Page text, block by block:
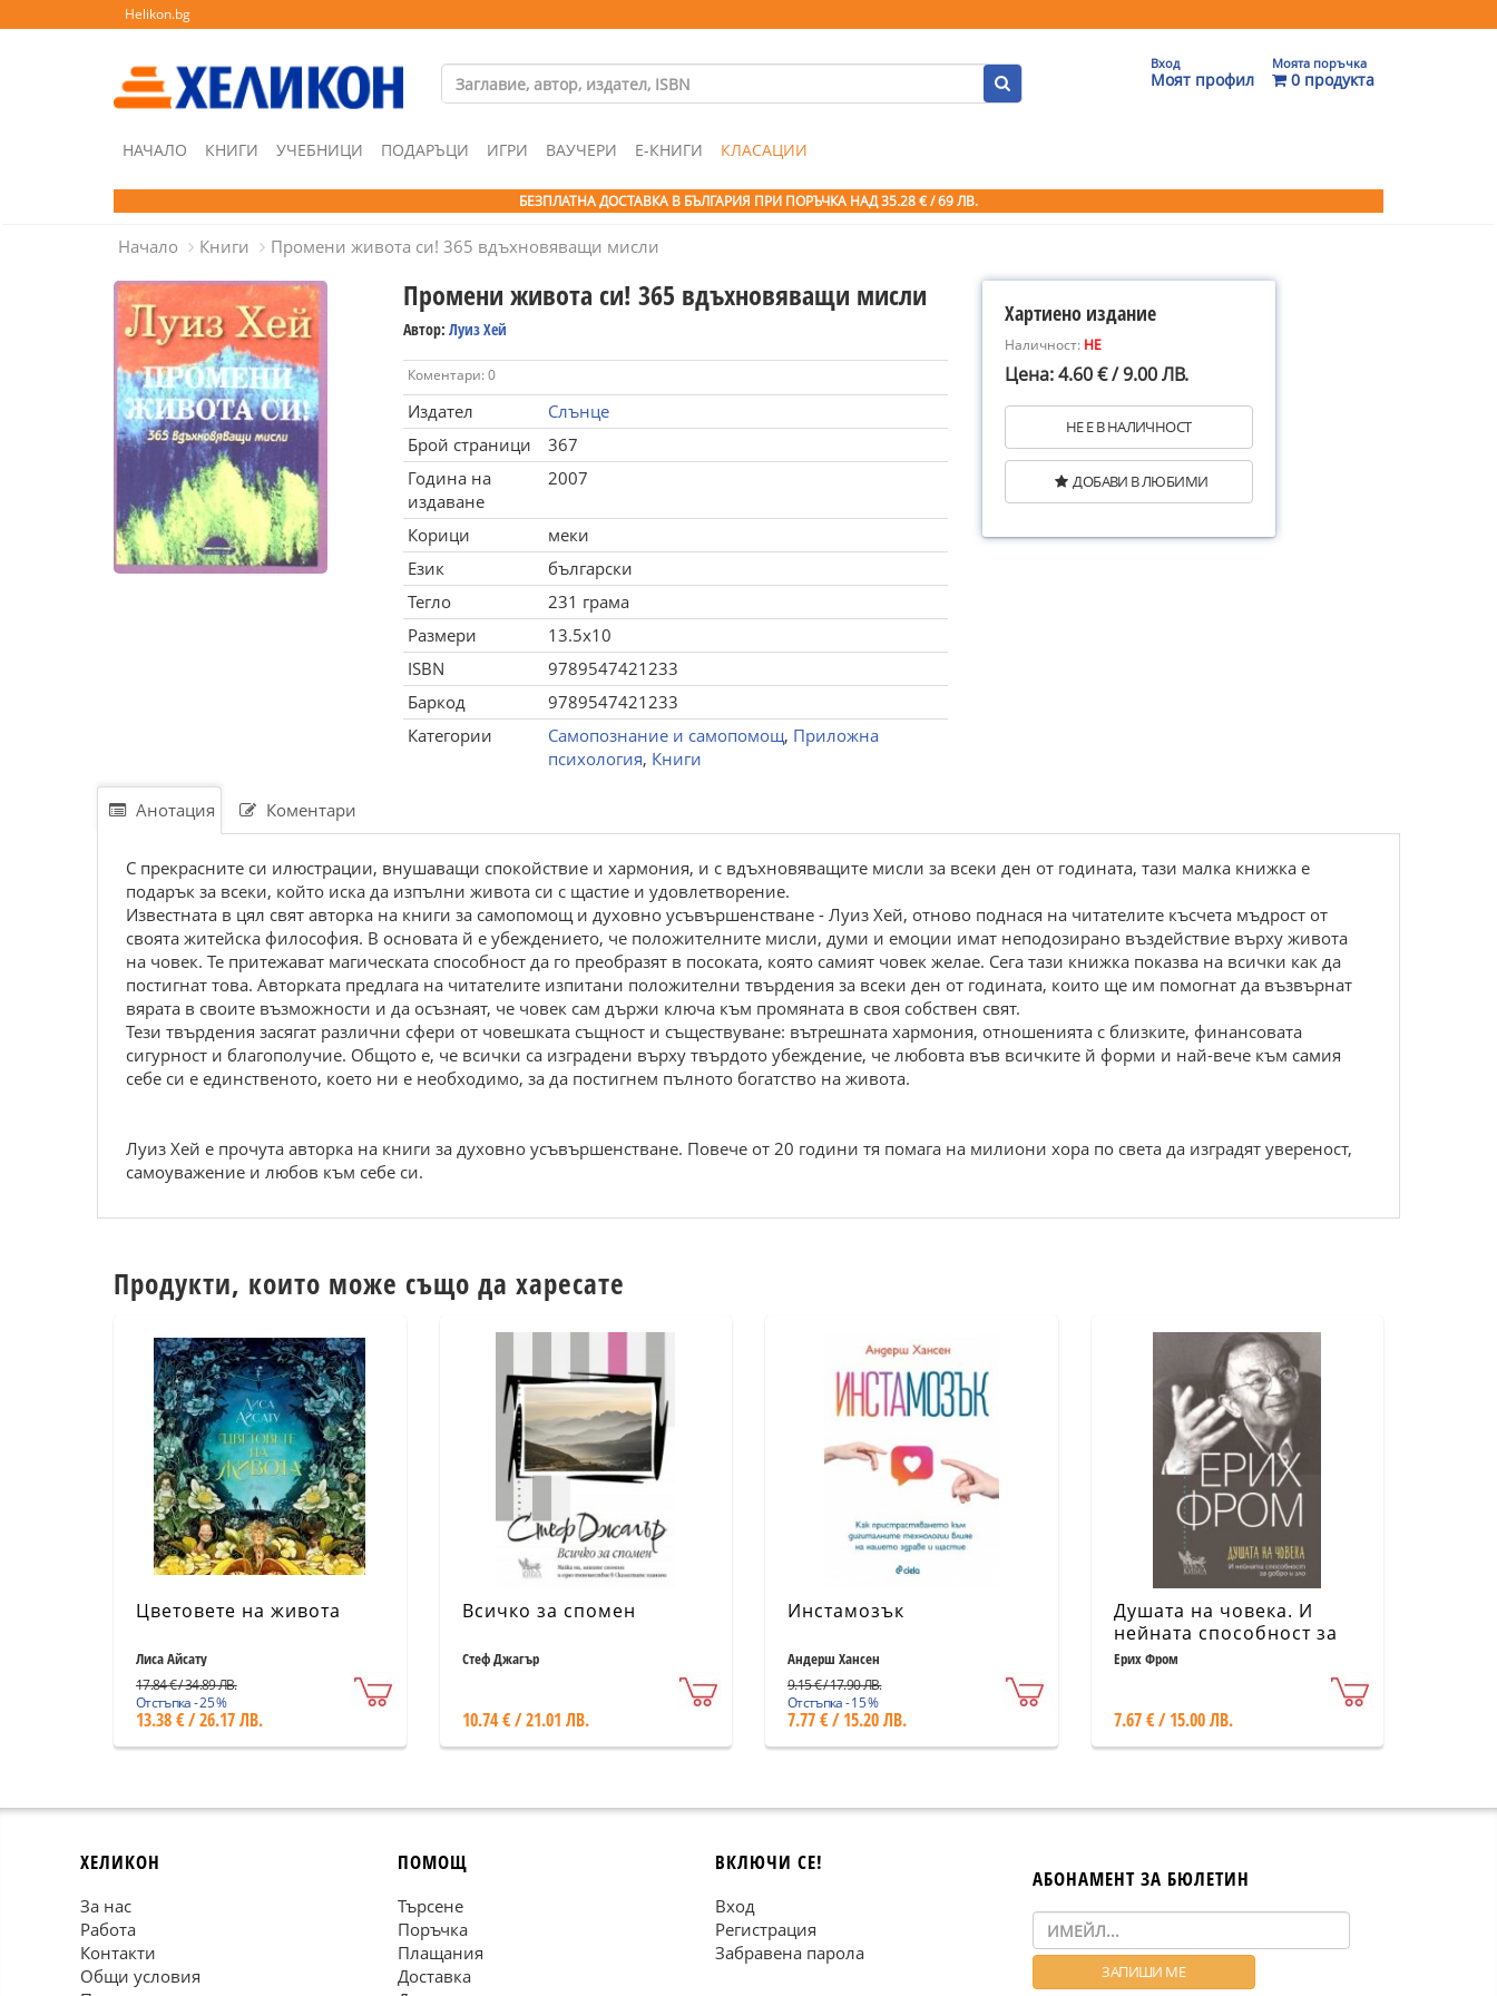
Helikon.bg
Вход
Моят профил
Моята поръчка
0 продукта
НАЧАЛО КНИГИ УЧЕБНИЦИ ПОДАРЪЦИ ИГРИ ВАУЧЕРИ Е-КНИГИ КЛАСАЦИИ
БЕЗПЛАТНА ДОСТАВКА В БЪЛГАРИЯ ПРИ ПОРЪЧКА НАД 35.28 € / 69 ЛВ.
Начало Книги Промени живота си! 365 вдъхновяващи мисли
Промени живота си! 365 вдъхновяващи мисли
Автор: Луиз Хей
Коментари: 0
Издател
Слънце
Брой страници
367
Година на
издаване
2007
Корици
меки
Език
български
Тегло
231 грама
Размери
13.5x10
ISBN
9789547421233
Баркод
9789547421233
Категории
Самопознание и самопомощ, Приложна
психология, Книги
Хартиено издание
Наличност: НЕ
Цена: 4.60 € / 9.00 ЛВ.
НЕ Е В НАЛИЧНОСТ
ДОБАВИ В ЛЮБИМИ
Анотация Коментари
С прекрасните си илюстрации, внушаващи спокойствие и хармония, и с вдъхновяващите мисли за всеки ден от годината, тази малка книжка е
подарък за всеки, който иска да изпълни живота си с щастие и удовлетворение.
Известната в цял свят авторка на книги за самопомощ и духовно усъвършенстване - Луиз Хей, отново поднася на читателите късчета мъдрост от
своята житейска философия. В основата й е убеждението, че положителните мисли, думи и емоции имат неподозирано въздействие върху живота
на човек. Те притежават магическата способност да го преобразят в посоката, която самият човек желае. Сега тази книжка показва на всички как да
постигнат това. Авторката предлага на читателите изпитани положителни твърдения за всеки ден от годината, които ще им помогнат да възвърнат
вярата в своите възможности и да осъзнаят, че човек сам държи ключа към промяната в своя собствен свят.
Тези твърдения засягат различни сфери от човешката същност и съществуване: вътрешната хармония, отношенията с близките, финансовата
сигурност и благополучие. Общото е, че всички са изградени върху твърдото убеждение, че любовта във всичките й форми и най-вече към самия
себе си е единственото, което ни е необходимо, за да постигнем пълното богатство на живота.
Луиз Хей е прочута авторка на книги за духовно усъвършенстване. Повече от 20 години тя помага на милиони хора по света да изградят увереност,
самоуважение и любов към себе си.
Продукти, които може също да харесате
Цветовете на живота
Лиса Айсату
17.84 € / 34.89 ЛВ.
Отстъпка - 25 %
13.38 € / 26.17 ЛВ.
Всичко за спомен
Стеф Джагър
10.74 € / 21.01 ЛВ.
Инстамозък
Андерш Хансен
9.15 € / 17.90 ЛВ.
Отстъпка - 15 %
7.77 € / 15.20 ЛВ.
Душата на човека. И
нейната способност за
добро и зло (ново
Ерих Фром
7.67 € / 15.00 ЛВ.
ХЕЛИКОН
За нас
Работа
Контакти
Общи условия
ПОМОЩ
Търсене
Поръчка
Плащания
Доставка
ВКЛЮЧИ СЕ!
Вход
Регистрация
Забравена парола
АБОНАМЕНТ ЗА БЮЛЕТИН